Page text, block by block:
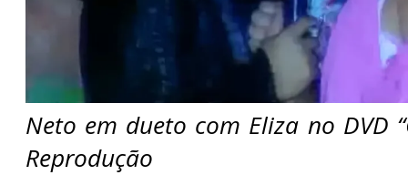
Neto em dueto com Eliza no DVD
Reprodução